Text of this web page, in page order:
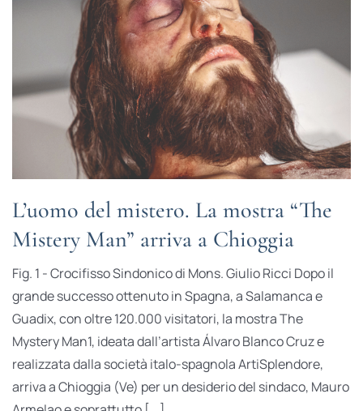
L’uomo del mistero. La mostra “The
Mistery Man” arriva a Chioggia
Fig. 1 - Crocifisso Sindonico di Mons. Giulio Ricci Dopo il
grande successo ottenuto in Spagna, a Salamanca e
Guadix, con oltre 120.000 visitatori, la mostra The
Mystery Man1, ideata dall’artista Álvaro Blanco Cruz e
realizzata dalla società italo-spagnola ArtiSplendore,
arriva a Chioggia (Ve) per un desiderio del sindaco, Mauro